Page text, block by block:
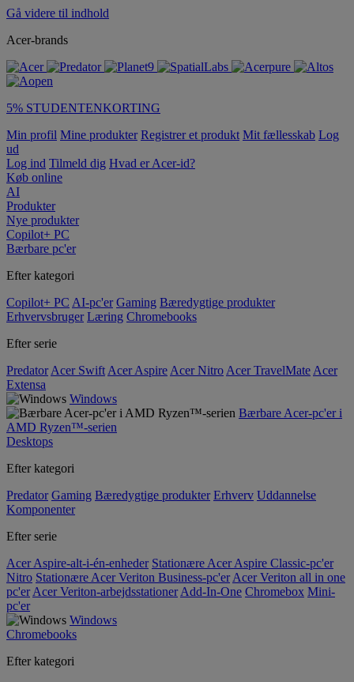
Gå videre til indhold
Acer-brands
5% STUDENTENKORTING
Min profil Mine produkter Registrer et produkt Mit fællesskab Log
ud
Log ind Tilmeld dig Hvad er Acer-id?
Køb online
AI
Produkter
Nye produkter
Copilot+ PC
Bærbare pc'er
Efter kategori
Copilot+ PC AI-pc'er Gaming Bæredygtige produkter
Erhvervsbruger Læring Chromebooks
Efter serie
Predator Acer Swift Acer Aspire Acer Nitro Acer TravelMate Acer
Extensa
Windows
Bærbare Acer-pc'er i
AMD Ryzen™-serien
Desktops
Efter kategori
Predator Gaming Bæredygtige produkter Erhverv Uddannelse
Komponenter
Efter serie
Acer Aspire-alt-i-én-enheder Stationære Acer Aspire Classic-pc'er
Nitro Stationære Acer Veriton Business-pc'er Acer Veriton all in one
pc'er Acer Veriton-arbejdsstationer Add-In-One Chromebox Mini-
pc'er
Windows
Chromebooks
Efter kategori